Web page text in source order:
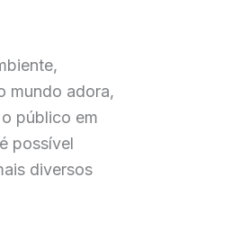
mundo adora,
público em
possível
diversos